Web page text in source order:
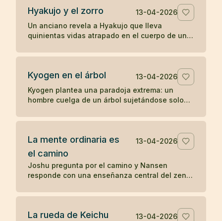
Hyakujo y el zorro
13-04-2026
Un anciano revela a Hyakujo que lleva
quinientas vidas atrapado en el cuerpo de un
causa y efecto. Un koan clásico sobre karma y
Kyogen en el árbol
13-04-2026
Kyogen plantea una paradoja extrema: un
hombre cuelga de un árbol sujetándose solo
sentido del zen. Un koan sobre respuesta y
La mente ordinaria es
el camino
13-04-2026
Joshu pregunta por el camino y Nansen
responde con una enseñanza central del zen:
persigue, ya es el camino.
La rueda de Keichu
13-04-2026